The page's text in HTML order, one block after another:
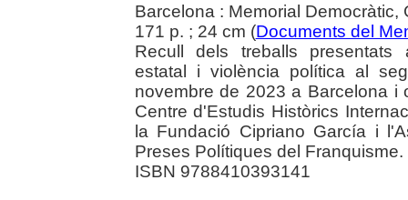
Barcelona : Memorial
171 p. ; 24 cm (Documents del
Recull dels treballs presentats
estatal i violència política al
novembre de 2023 a Barcelona i
Centre d'Estudis Històrics
la Fundació Cipriano García i
Preses Polítiques del
ISBN 9788410393141